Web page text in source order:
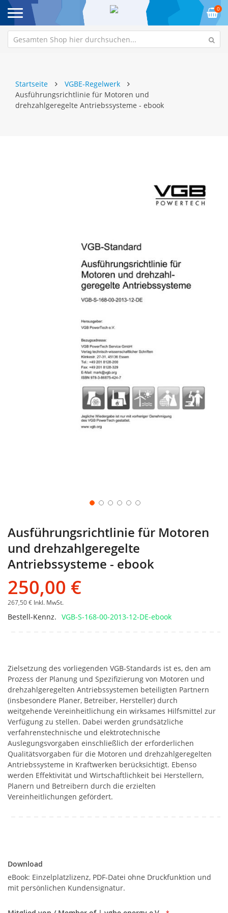
0
Startseite
VGBE-Regelwerk
Ausführungsrichtlinie für Motoren und
drehzahlgeregelte Antriebssysteme - ebook
Ausführungsrichtlinie für Motoren
und drehzahlgeregelte
Antriebssysteme - ebook
250,00 €
267,50 € Inkl. MwSt.
Bestell-Kennz. VGB-S-168-00-2013-12-DE-ebook
Zielsetzung des vorliegenden VGB-Standards ist es, den am
Prozess der Planung und Spezifizierung von Motoren und
drehzahlgeregelten Antriebssystemen beteiligten Partnern
(insbesondere Planer, Betreiber, Hersteller) durch
weitgehende Vereinheitlichung ein wirksames Hilfsmittel zur
Verfügung zu stellen. Dabei werden grundsätzliche
verfahrenstechnische und elektrotechnische
Auslegungsvorgaben einschließlich der erforderlichen
Qualitätsvorgaben für die Motoren und drehzahlgeregelten
Antriebssysteme in Kraftwerken berücksichtigt. Ebenso
werden Effektivität und Wirtschaftlichkeit bei Herstellern,
Planern und Betreibern durch die erzielten
Vereinheitlichungen gefördert.
Download
eBook: Einzelplatzlizenz, PDF-Datei ohne Druckfunktion und
mit persönlichen Kundensignatur.